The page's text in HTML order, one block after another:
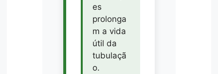
es
prolonga
m a vida
útil da
tubulaçã
o.